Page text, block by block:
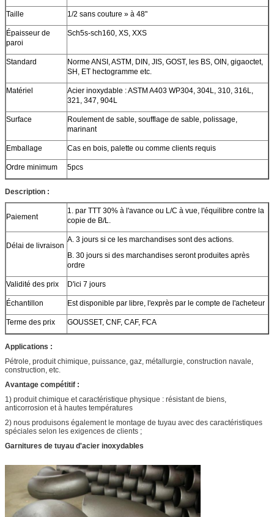
Taille 1/2 sans couture » à 48"
Épaisseur de
paroi
Sch5s-sch160, XS, XXS
Standard
Norme ANSI, ASTM, DIN, JIS, GOST, les BS, OIN, gigaoctet,
SH, ET hectogramme etc.
Matériel
Acier inoxydable : ASTM A403 WP304, 304L, 310, 316L,
321, 347, 904L
Surface
Roulement de sable, soufflage de sable, polissage,
marinant
Emballage Cas en bois, palette ou comme clients requis
Ordre minimum 5pcs
Description :
Paiement
1. par TTT 30% à l'avance ou L/C à vue, l'équilibre contre la
copie de B/L.
Délai de livraison
A. 3 jours si ce les marchandises sont des actions.
B. 30 jours si des marchandises seront produites après
ordre
Validité des prix D'ici 7 jours
Échantillon Est disponible par libre, l'exprès par le compte de l'acheteur
Terme des prix GOUSSET, CNF, CAF, FCA
Applications :
Pétrole, produit chimique, puissance, gaz, métallurgie, construction navale,
construction, etc.
Avantage compétitif :
1) produit chimique et caractéristique physique : résistant de biens,
anticorrosion et à hautes températures
2) nous produisons également le montage de tuyau avec des caractéristiques
spéciales selon les exigences de clients ;
Garnitures de tuyau d'acier inoxydables